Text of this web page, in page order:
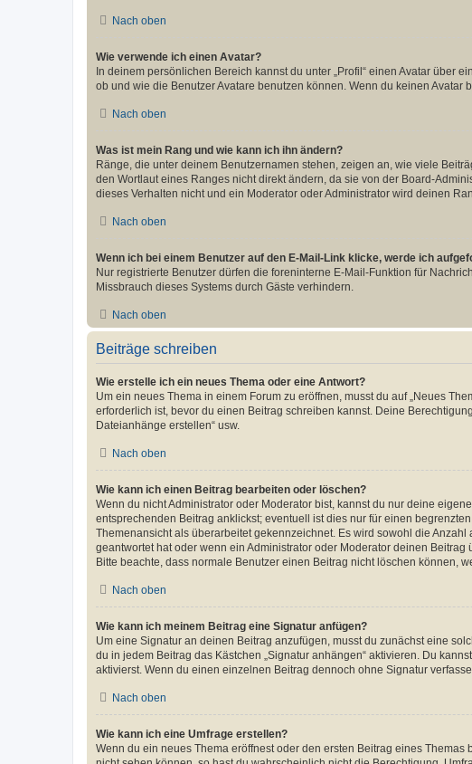
Nach oben
Wie verwende ich einen Avatar?
In deinem persönlichen Bereich kannst du unter „Profil“ einen Avatar über
ob und wie die Benutzer Avatare benutzen können. Wenn du keinen Avatar
Nach oben
Was ist mein Rang und wie kann ich ihn ändern?
Ränge, die unter deinem Benutzernamen stehen, zeigen an, wie viele
den Wortlaut eines Ranges nicht direkt ändern, da sie von der Board-
dieses Verhalten nicht und ein Moderator oder Administrator wird deinen
Nach oben
Wenn ich bei einem Benutzer auf den E-Mail-Link klicke, werde ich
Nur registrierte Benutzer dürfen die foreninterne E-Mail-Funktion für
Missbrauch dieses Systems durch Gäste verhindern.
Nach oben
Beiträge schreiben
Wie erstelle ich ein neues Thema oder eine Antwort?
Um ein neues Thema in einem Forum zu eröffnen, musst du auf „Neues
erforderlich ist, bevor du einen Beitrag schreiben kannst. Deine
Dateianhänge erstellen“ usw.
Nach oben
Wie kann ich einen Beitrag bearbeiten oder löschen?
Wenn du nicht Administrator oder Moderator bist, kannst du nur deine
entsprechenden Beitrag anklickst; eventuell ist dies nur für einen
Themenansicht als überarbeitet gekennzeichnet. Es wird sowohl die
geantwortet hat oder wenn ein Administrator oder Moderator deinen
Bitte beachte, dass normale Benutzer einen Beitrag nicht löschen können,
Nach oben
Wie kann ich meinem Beitrag eine Signatur anfügen?
Um eine Signatur an deinen Beitrag anzufügen, musst du zunächst eine
du in jedem Beitrag das Kästchen „Signatur anhängen“ aktivieren. Du
aktivierst. Wenn du einen einzelnen Beitrag dennoch ohne Signatur
Nach oben
Wie kann ich eine Umfrage erstellen?
Wenn du ein neues Thema eröffnest oder den ersten Beitrag eines